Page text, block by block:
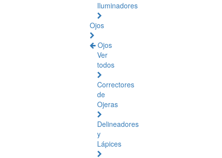
Iluminadores
Ojos
Ojos
Ver
todos
Correctores
de
Ojeras
Delineadores
y
Lápices